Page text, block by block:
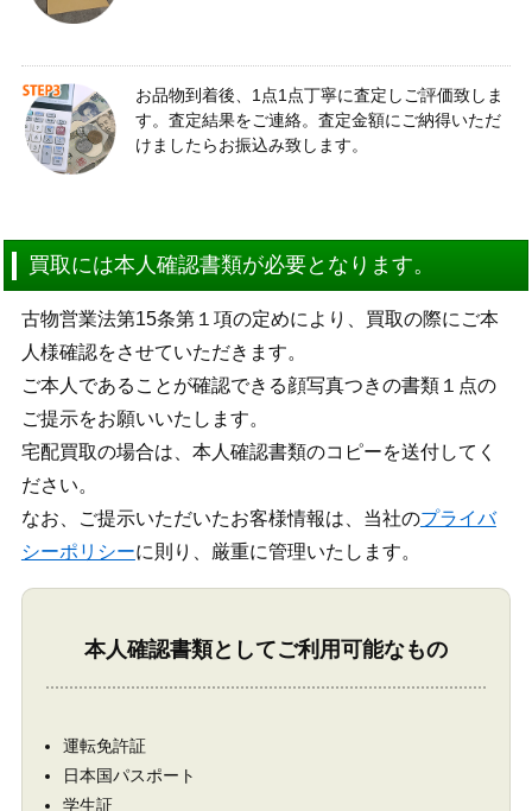
お品物到着後、1点1点丁寧に査定しご評価致しま
す。査定結果をご連絡。査定金額にご納得いただ
けましたらお振込み致します。
買取には本人確認書類が必要となります。
古物営業法第15条第１項の定めにより、買取の際にご本
人様確認をさせていただきます。
ご本人であることが確認できる顔写真つきの書類１点の
ご提示をお願いいたします。
宅配買取の場合は、本人確認書類のコピーを送付してく
ださい。
なお、ご提示いただいたお客様情報は、当社のプライバ
シーポリシーに則り、厳重に管理いたします。
本人確認書類としてご利用可能なもの
運転免許証
日本国パスポート
学生証